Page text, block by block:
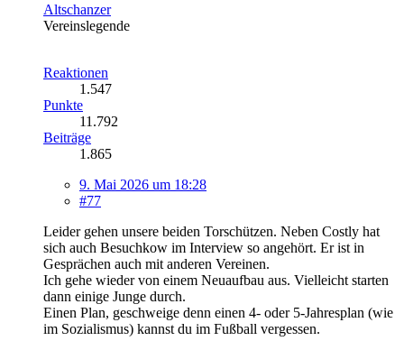
Altschanzer
Vereinslegende
Reaktionen
1.547
Punkte
11.792
Beiträge
1.865
9. Mai 2026 um 18:28
#77
Leider gehen unsere beiden Torschützen. Neben Costly hat
sich auch Besuchkow im Interview so angehört. Er ist in
Gesprächen auch mit anderen Vereinen.
Ich gehe wieder von einem Neuaufbau aus. Vielleicht starten
dann einige Junge durch.
Einen Plan, geschweige denn einen 4- oder 5-Jahresplan (wie
im Sozialismus) kannst du im Fußball vergessen.